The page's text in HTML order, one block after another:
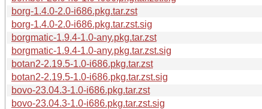
borg-1.4.0-2.0-i686.pkg.tar.zst
borg-1.4.0-2.0-i686.pkg.tar.zst.sig
borgmatic-1.9.4-1.0-any.pkg.tar.zst
borgmatic-1.9.4-1.0-any.pkg.tar.zst.sig
botan2-2.19.5-1.0-i686.pkg.tar.zst
botan2-2.19.5-1.0-i686.pkg.tar.zst.sig
bovo-23.04.3-1.0-i686.pkg.tar.zst
bovo-23.04.3-1.0-i686.pkg.tar.zst.sig